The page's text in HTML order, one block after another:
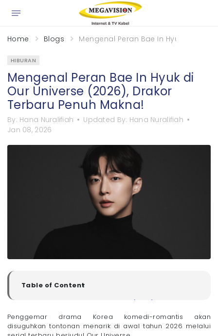
Home Blogs Mengenal Peran Bae In Hyuk di Our
HIBURAN
Mengenal Peran Bae In Hyuk di
Our Universe (2026), Drakor
Terbaru Penuh Makna!
By: Hana Nuralifiah Updated By: Hana Nuralifiah
Jan 08, 2026
Table of Content
▼
Internet Lemot Ganggu Streaming Drakor? Waktunya
Beralih ke WiFi Megavision!
Penggemar drama Korea komedi-romantis akan
disuguhkan tontonan menarik di awal tahun 2026 melalui